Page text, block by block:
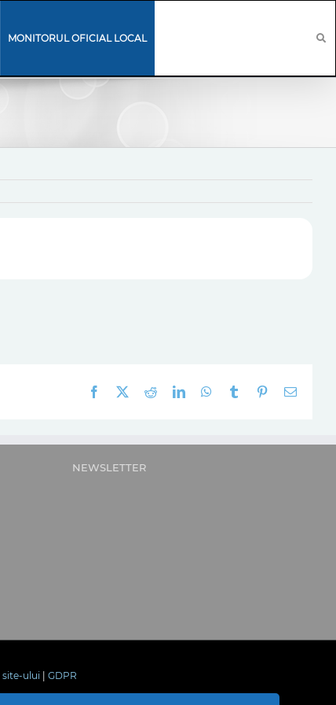
MONITORUL OFICIAL LOCAL
Facebook RedditLinkedInWhatsApp
Tumblr Pinterest
E-
NEWSLETTER
site-ului GDPR